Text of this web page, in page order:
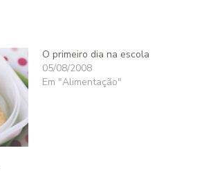
O primeiro dia na escola
05/08/2008
Em "Alimentação"